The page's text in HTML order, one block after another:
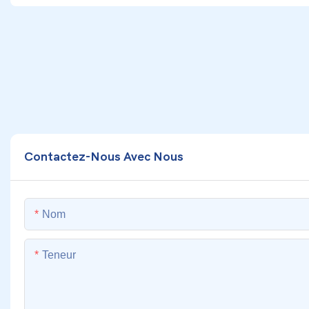
Contactez-Nous Avec Nous
Nom
Teneur